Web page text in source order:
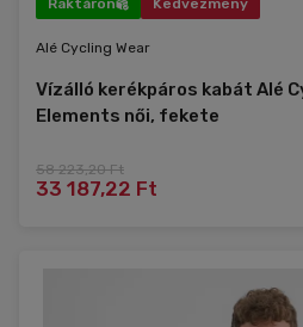
Raktáron Kedvezmény
Alé Cycling Wear
Vízálló kerékpáros kabát Alé
Elements női, fekete
58 223,20 Ft
33 187,22 Ft